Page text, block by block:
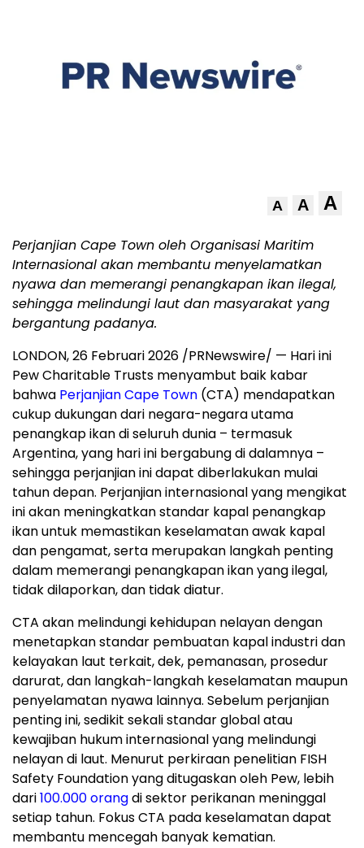
A A A
Perjanjian Cape Town oleh Organisasi Maritim
Internasional akan membantu menyelamatkan
nyawa dan memerangi penangkapan ikan ilegal,
sehingga melindungi laut dan masyarakat yang
bergantung padanya.
LONDON,26 Februari 2026 /PRNewswire/ — Hari ini
Pew Charitable Trusts menyambut baik kabar
bahwa Perjanjian Cape Town (CTA) mendapatkan
cukup dukungan dari negara-negara utama
penangkap ikan di seluruh dunia – termasuk
Argentina, yang hari ini bergabung di dalamnya –
sehingga perjanjian ini dapat diberlakukan mulai
tahun depan. Perjanjian internasional yang mengikat
ini akan meningkatkan standar kapal penangkap
ikan untuk memastikan keselamatan awak kapal
dan pengamat, serta merupakan langkah penting
dalam memerangi penangkapan ikan yang ilegal,
tidak dilaporkan, dan tidak diatur.
CTA akan melindungi kehidupan nelayan dengan
menetapkan standar pembuatan kapal industri dan
kelayakan laut terkait, dek, pemanasan, prosedur
darurat, dan langkah-langkah keselamatan maupun
penyelamatan nyawa lainnya. Sebelum perjanjian
penting ini, sedikit sekali standar global atau
kewajiban hukum internasional yang melindungi
nelayan di laut. Menurut perkiraan penelitian FISH
Safety Foundation yang ditugaskan oleh Pew, lebih
dari100.000 orangdi sektor perikanan meninggal
setiap tahun. Fokus CTA pada keselamatan dapat
membantu mencegah banyak kematian.